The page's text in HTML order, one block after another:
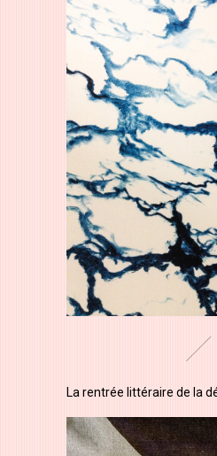
La rentrée littéraire de la